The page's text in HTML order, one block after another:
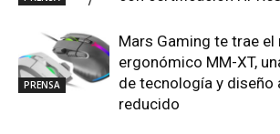
PRENSA
Mars Gaming te trae el
ergonómico MM-XT,
de tecnología y diseño
reducido